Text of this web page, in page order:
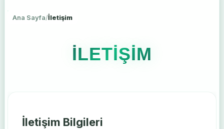
Ana Sayfa/İletişim
İLETİŞİM
İletişim Bilgileri